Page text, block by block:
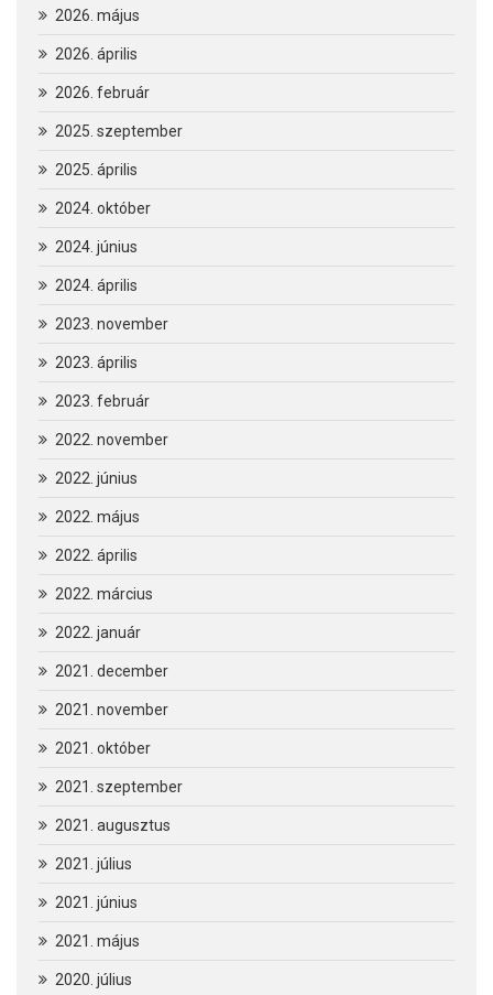
2026. május
2026. április
2026. február
2025. szeptember
2025. április
2024. október
2024. június
2024. április
2023. november
2023. április
2023. február
2022. november
2022. június
2022. május
2022. április
2022. március
2022. január
2021. december
2021. november
2021. október
2021. szeptember
2021. augusztus
2021. július
2021. június
2021. május
2020. július